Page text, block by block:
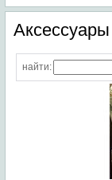
найти: